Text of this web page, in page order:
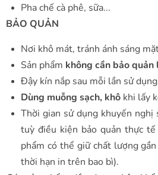
Pha chế cà phê, sữa...
BẢO QUẢN
Nơi khô mát, tránh ánh sáng
Sản phẩm không cần bảo quản
Đậy kín nắp sau mỗi lần sử
Dùng muỗng sạch, khô khi lấy
Thời gian sử dụng khuyến
tuỳ điều kiện bảo quản thực
phẩm có thể giữ chất lượng
thời hạn in trên bao bì).